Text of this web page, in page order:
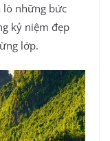
lò những bức
kỷ niệm đẹp
lớp.